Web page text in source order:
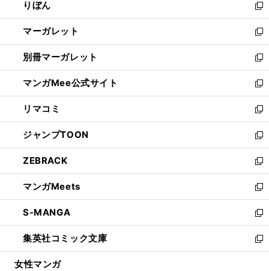
く
で
開
く
ド
ウ
で
開
く
ィ
ン
ド
ウ
で
開
く
りぼん
新
し
い
ウ
ィ
ン
ド
ウ
で
開
く
マーガレット
新
し
い
ウ
ィ
ン
ド
ウ
で
開
く
別冊マーガレット
新
し
い
ウ
ィ
ン
ド
ウ
で
開
く
マンガMee公式サイト
新
し
い
ウ
ィ
ン
ド
ウ
で
開
く
リマコミ
新
し
い
ウ
ィ
ン
ド
ウ
で
開
く
ジャンプTOON
新
し
い
ウ
ィ
ン
ド
ウ
で
開
ZEBRACK
新
し
い
ウ
ィ
ン
ド
ウ
マンガMeets
新
し
い
ウ
ィ
ン
S-MANGA
新
し
い
ウ
集英社コミック文庫
新
し
女性マンガ